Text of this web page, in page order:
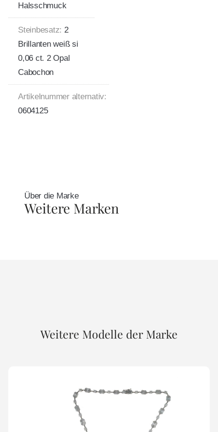
Halsschmuck
Steinbesatz: 2
Brillanten weiß si
0,06 ct. 2 Opal
Cabochon
Artikelnummer alternativ:
0604125
Über die Marke
Weitere Marken
Weitere Modelle der Marke